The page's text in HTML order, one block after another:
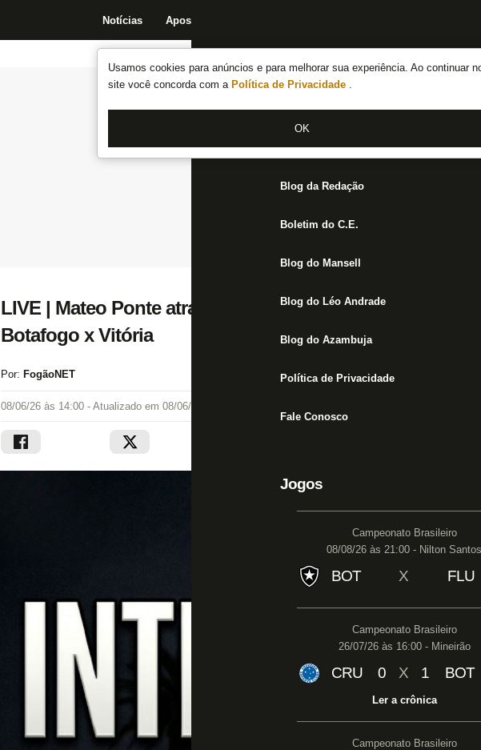
Usamos cookies para anúncios e para melhorar sua experiência. Ao continuar
site você concorda com a Política de Privacidade .
OK
Notícias Apostas
Notícias do Botafogo
Fórum
Jogos
Blog da Redação
Boletim do C.E.
Blog do Mansell
Blog do Léo Andrade
Blog do Azambuja
Política de Privacidade
Fale Conosco
Jogos
Campeonato Brasileiro
08/08/26 às 21:00 - Nilton Santos
BOT X FLU
Campeonato Brasileiro
26/07/26 às 16:00 - Mineirão
CRU 0 X 1 BOT
Ler a crônica
Campeonato Brasileiro
LIVE | Mateo Ponte atrai interesse do mercado; CBF
Botafogo x Vitória
Por: FogãoNET
08/06/26 às 14:00 - Atualizado em 08/06/26 às 14:00